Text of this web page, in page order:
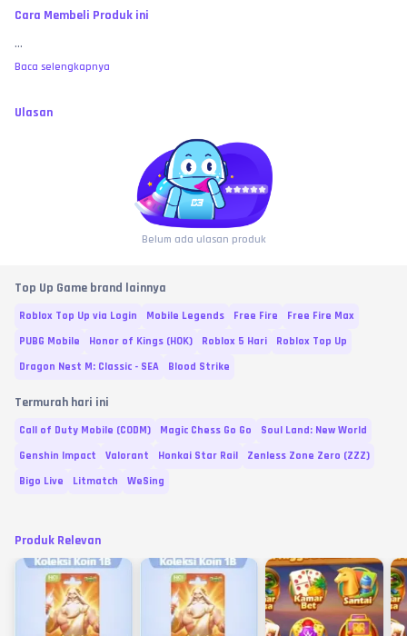
Cara Membeli Produk ini
...
Baca selengkapnya
Ulasan
Belum ada ulasan produk
Top Up Game brand lainnya
Roblox Top Up via Login Mobile Legends Free Fire
Free Fire Max
PUBG Mobile
Honor of Kings (HOK) Roblox 5 Hari
Roblox Top Up
Dragon Nest M: Classic - SEA
Blood Strike
Termurah hari ini
Call of Duty Mobile (CODM) Magic Chess Go Go
Soul Land: New World
Genshin Impact
Valorant Honkai Star Rail
Zenless Zone Zero (ZZZ)
Bigo Live
Litmatch WeSing
Produk Relevan